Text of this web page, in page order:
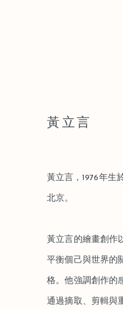
黃立言
黃立言，1976年生
北京。
黃立言的繪畫創作
平衡個己與世界的
格。他強調創作的
通過摘取、剪輯與